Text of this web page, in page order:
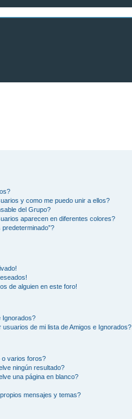
y como me puedo unir a ellos?
del Grupo?
aparecen en diferentes colores?
de alguien en este foro!
Ignorados?
de mi lista de Amigos e Ignorados?
o varios foros?
ningún resultado?
una página en blanco?
mensajes y temas?